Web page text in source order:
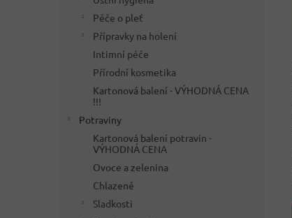
Péče o pleť
Přípravky na holení
Intimní péče
Přírodní kosmetika
Kartonová balení - VÝHODNÁ CENA
!!!
Potraviny
Kartonová balení potravin -
VÝHODNÁ CENA
Ovoce a zelenina
Chlazené
Sladkosti